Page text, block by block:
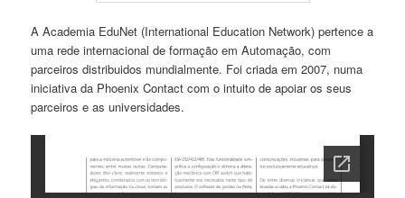
A Academia EduNet (International Education Network) pertence a
uma rede internacional de formação em Automação, com
parceiros distribuidos mundialmente. Foi criada em 2007, numa
iniciativa da Phoenix Contact com o intuito de apoiar os seus
parceiros e as universidades.